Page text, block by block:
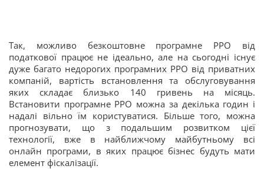
Так, можливо безкоштовне програмне РРО від
податкової працює не ідеально, але на сьогодні існує
дуже багато недорогих програмних РРО від приватних
компаній, вартість встановлення та обслуговування
яких складає близько 140 гривень на місяць.
Встановити програмне РРО можна за декілька годин і
надалі вільно їм користуватися. Більше того, можна
прогнозувати, що з подальшим розвитком цієї
технології, вже в найближчому майбутньому всі
онлайн програми, в яких працює бізнес будуть мати
елемент фіскалізації.